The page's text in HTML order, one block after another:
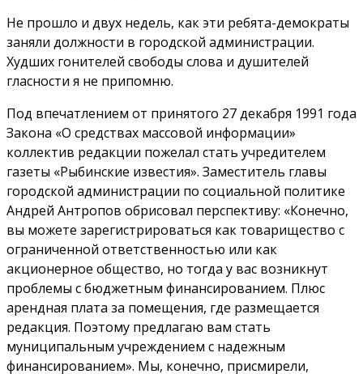
Не прошло и двух недель, как эти ребята-демократы
заняли должности в городской администрации.
Худших гонителей свободы слова и душителей
гласности я не припомню.
Под впечатлением от принятого 27 декабря 1991 года
Закона «О средствах массовой информации»
коллектив редакции пожелал стать учредителем
газеты «Рыбинские известия». Заместитель главы
городской администрации по социальной политике
Андрей Антропов обрисовал перспективу: «Конечно,
вы можете зарегистрироваться как товарищество с
ограниченной ответственностью или как
акционерное общество, но тогда у вас возникнут
проблемы с бюджетным финансированием. Плюс
арендная плата за помещения, где размещается
редакция. Поэтому предлагаю вам стать
муниципальным учреждением с надежным
финансированием». Мы, конечно, присмирели,